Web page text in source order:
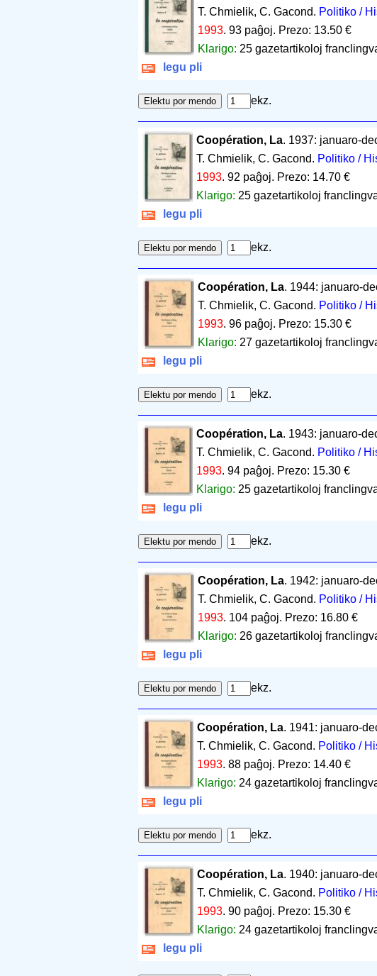
T. Chmielik, C. Gacond. Politiko /
1993. 93 paĝoj. Prezo: 13.50 €
Klarigo: 25 gazetartikoloj
legu pli
ekz.
Coopération, La. 1937: januaro-
T. Chmielik, C. Gacond. Politiko /
1993. 92 paĝoj. Prezo: 14.70 €
Klarigo: 25 gazetartikoloj
legu pli
ekz.
Coopération, La. 1944: januaro-
T. Chmielik, C. Gacond. Politiko /
1993. 96 paĝoj. Prezo: 15.30 €
Klarigo: 27 gazetartikoloj
legu pli
ekz.
Coopération, La. 1943: januaro-
T. Chmielik, C. Gacond. Politiko /
1993. 94 paĝoj. Prezo: 15.30 €
Klarigo: 25 gazetartikoloj
legu pli
ekz.
Coopération, La. 1942: januaro-
T. Chmielik, C. Gacond. Politiko /
1993. 104 paĝoj. Prezo: 16.80 €
Klarigo: 26 gazetartikoloj
legu pli
ekz.
Coopération, La. 1941: januaro-
T. Chmielik, C. Gacond. Politiko /
1993. 88 paĝoj. Prezo: 14.40 €
Klarigo: 24 gazetartikoloj
legu pli
ekz.
Coopération, La. 1940: januaro-
T. Chmielik, C. Gacond. Politiko /
1993. 90 paĝoj. Prezo: 15.30 €
Klarigo: 24 gazetartikoloj
legu pli